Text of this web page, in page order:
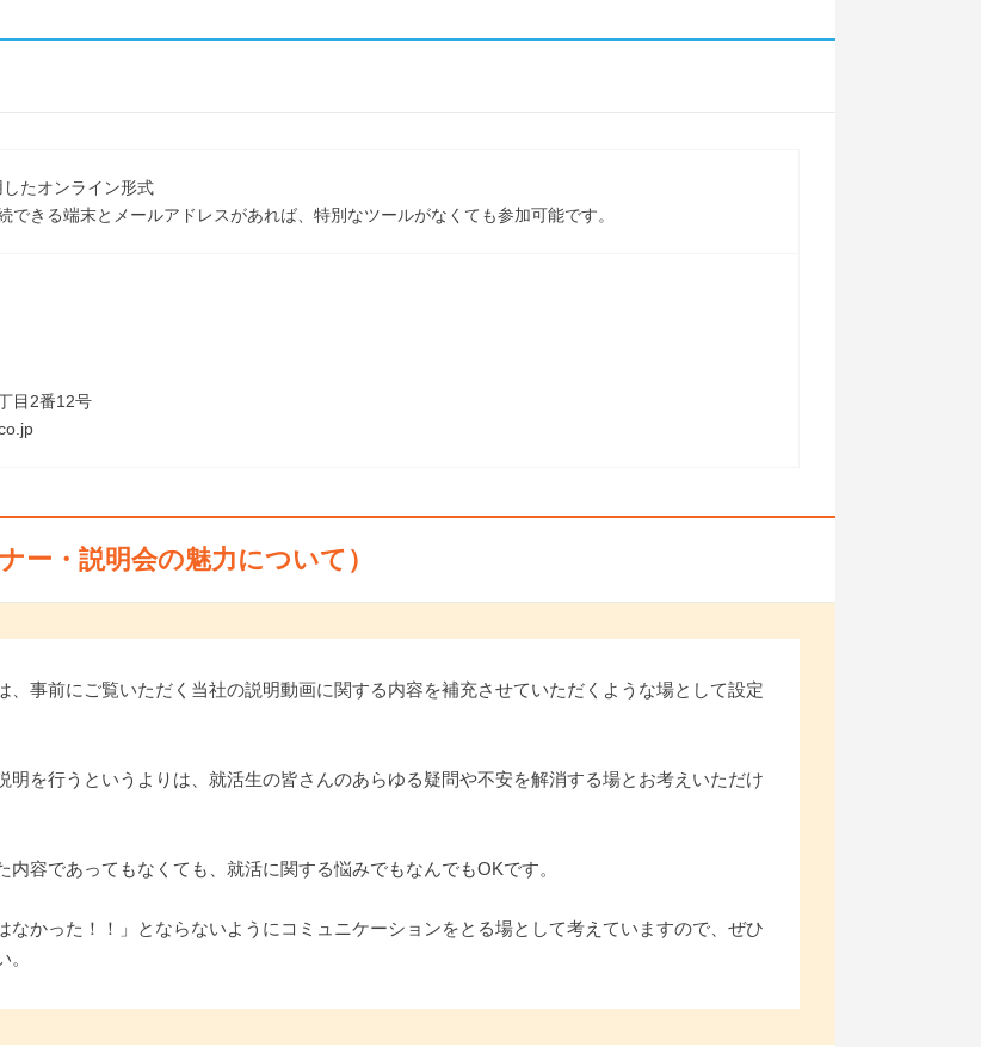
たオンライン形式
できる端末とメールアドレスがあれば、特別なツールがなくても参加可能です。
目2番12号
ー・説明会の魅力について）
、事前にご覧いただく当社の説明動画に関する内容を補充させていただくような場として設定
明を行うというよりは、就活生の皆さんのあらゆる疑問や不安を解消する場とお考えいただけ
内容であってもなくても、就活に関する悩みでもなんでもOKです。
なかった！！」とならないようにコミュニケーションをとる場として考えていますので、ぜひ